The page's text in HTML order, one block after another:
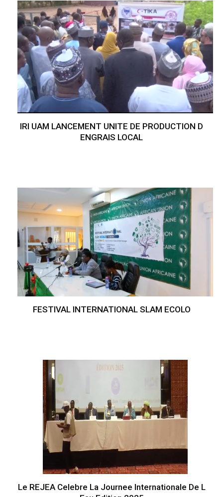
IRI UAM LANCEMENT UNITE DE PRODUCTION D
ENGRAIS LOCAL
FESTIVAL INTERNATIONAL SLAM ECOLO
Le REJEA Celebre La Journee Internationale De L